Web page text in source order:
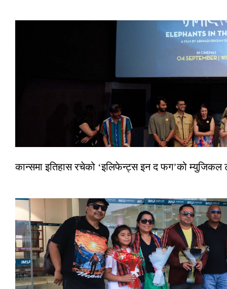
कान्समा इतिहास रचेको ‘इलिफेन्ट्स इन द फग’को म्युजिकल